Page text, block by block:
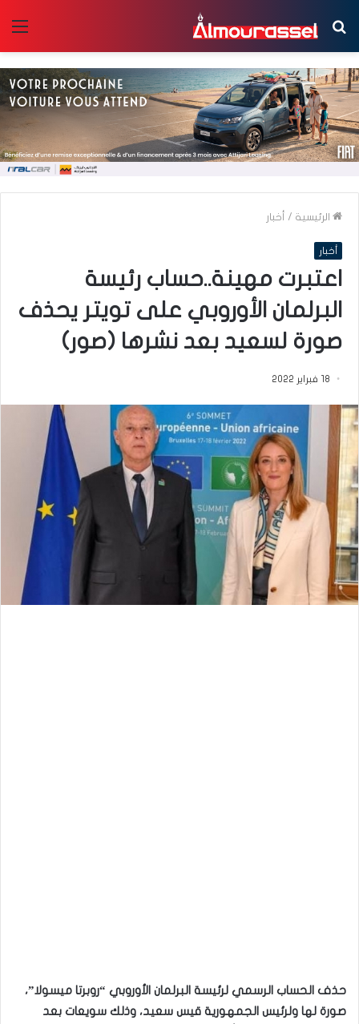
بحث
عن
الرئيسية / أخبار
أخبار
اعتبرت مهينة..حساب رئيسة
البرلمان الأوروبي على تويتر يحذف
صورة لسعيد بعد نشرها (صور)
18 فبراير 2022
حذف الحساب الرسمي لرئيسة البرلمان الأوروبي “روبرتا ميسولا”،
صورة لها ولرئيس الجمهورية قيس سعيد، وذلك سويعات بعد